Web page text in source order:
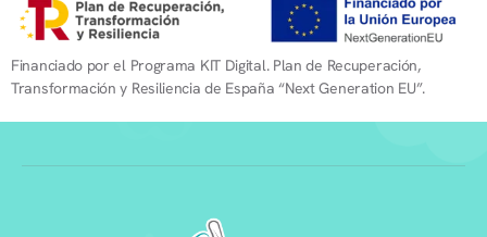
Financiado por el Programa KIT Digital. Plan de Recuperación,
Transformación y Resiliencia de España “Next Generation EU”.